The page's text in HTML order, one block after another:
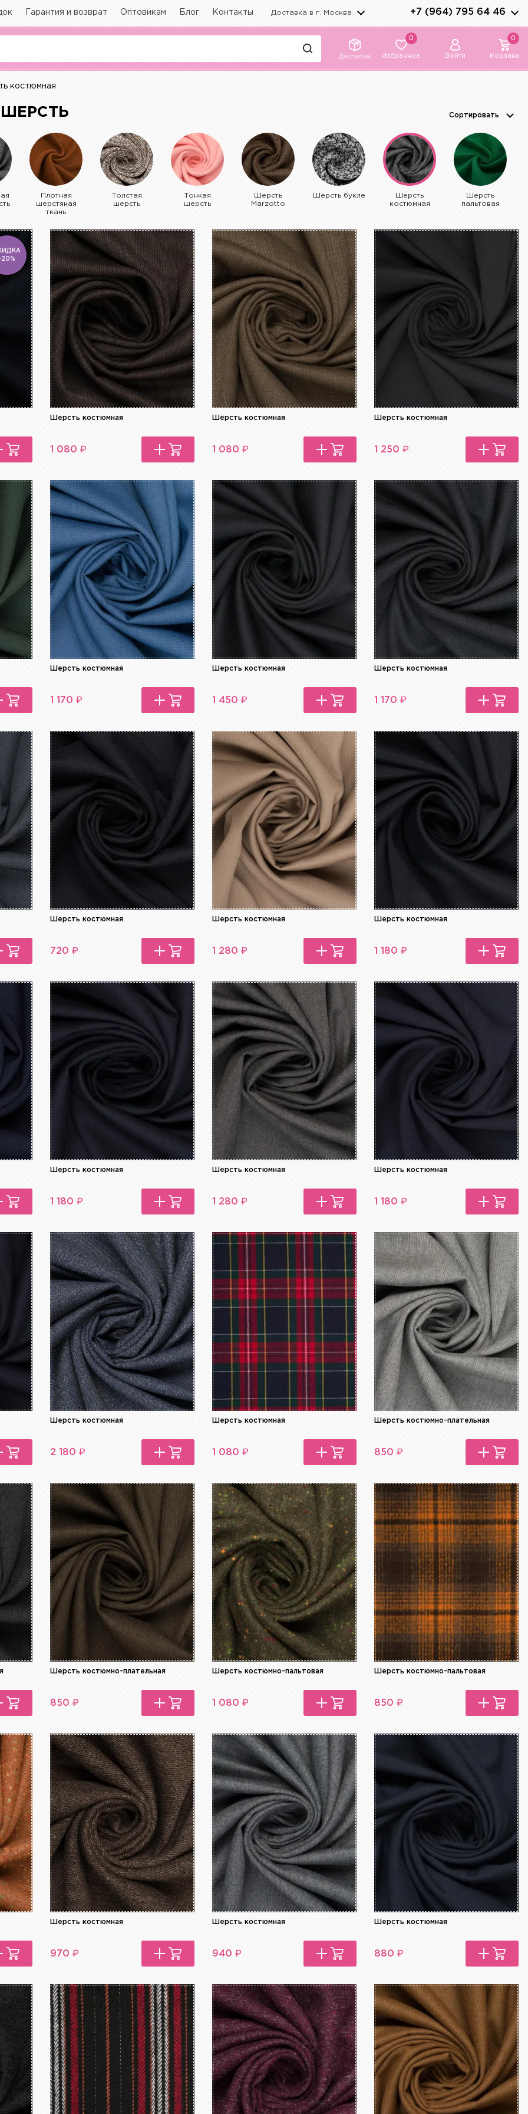
Гарантия и возврат Оптовикам Блог Контакты Доставка в г. Москва +7 (964) 795 64 46
Доставка
0
Избранное Войти
0
Корзина
костюмная
Сортировать
Плотная
шерстяная
ткань
Толстая
шерсть
Тонкая
шерсть
Шерсть
Marzotto
Шерсть букле
Шерсть
костюмная
Шерсть
пальтовая
20%
Шерсть костюмная
1 080₽
Шерсть костюмная
1 080₽
Шерсть костюмная
1 250₽
Шерсть костюмная
1 170₽
Шерсть костюмная
1 450₽
Шерсть костюмная
1 170₽
Шерсть костюмная
720₽
Шерсть костюмная
1 280₽
Шерсть костюмная
1 180₽
Шерсть костюмная
1 180₽
Шерсть костюмная
1 280₽
Шерсть костюмная
1 180₽
Шерсть костюмная
2 180₽
Шерсть костюмная
1 080₽
Шерсть костюмно-плательная
850₽
Шерсть костюмно-плательная
850₽
Шерсть костюмно-пальтовая
1 080₽
Шерсть костюмно-пальтовая
850₽
Шерсть костюмная
970₽
Шерсть костюмная
940₽
Шерсть костюмная
880₽